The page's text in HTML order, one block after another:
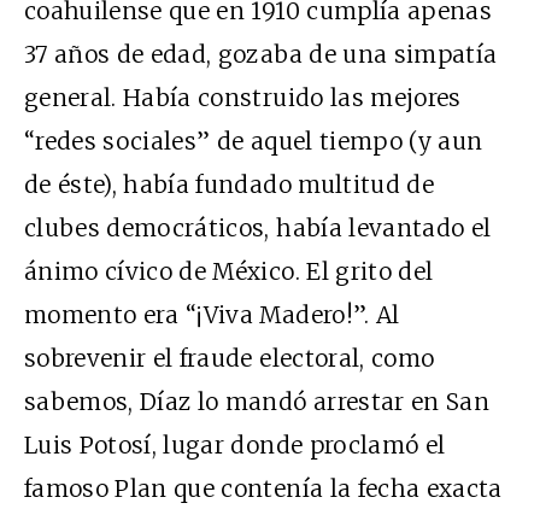
coahuilense que en 1910 cumplía apenas
37 años de edad, gozaba de una simpatía
general. Había construido las mejores
“redes sociales” de aquel tiempo (y aun
de éste), había fundado multitud de
clubes democráticos, había levantado el
ánimo cívico de México. El grito del
momento era “¡Viva Madero!”. Al
sobrevenir el fraude electoral, como
sabemos, Díaz lo mandó arrestar en San
Luis Potosí, lugar donde proclamó el
famoso Plan que contenía la fecha exacta